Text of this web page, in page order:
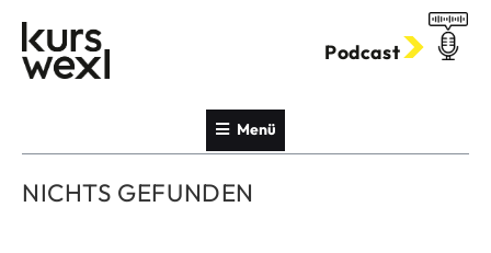
Inhalt
springen
Podcast
Menü
NICHTS GEFUNDEN